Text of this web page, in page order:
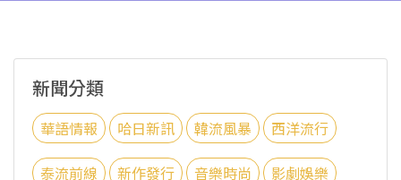
新聞分類
華語情報 哈日新訊 韓流風暴 西洋流行
泰流前線 新作發行 音樂時尚 影劇娛樂